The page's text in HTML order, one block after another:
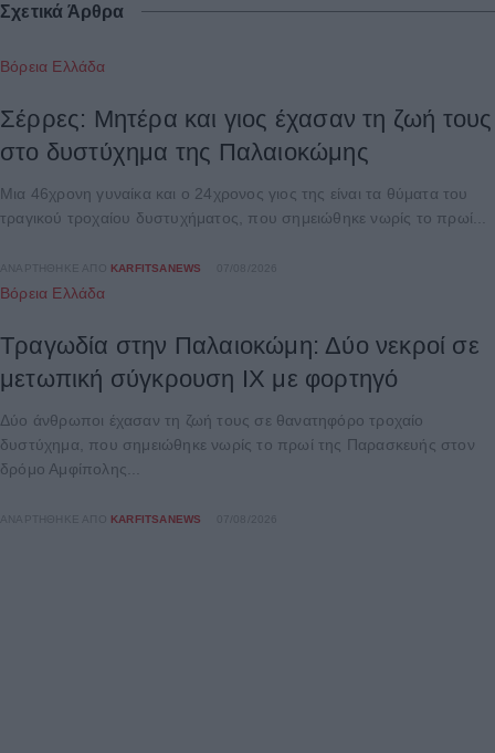
Σχετικά Άρθρα
Βόρεια Ελλάδα
Σέρρες: Μητέρα και γιος έχασαν τη ζωή τους
στο δυστύχημα της Παλαιοκώμης
Μια 46χρονη γυναίκα και ο 24χρονος γιος της είναι τα θύματα του
τραγικού τροχαίου δυστυχήματος, που σημειώθηκε νωρίς το πρωί...
ΑΝΑΡΤΉΘΗΚΕ ΑΠΌ KARFITSANEWS
Βόρεια Ελλάδα
Τραγωδία στην Παλαιοκώμη: Δύο νεκροί σε
μετωπική σύγκρουση ΙΧ με φορτηγό
Δύο άνθρωποι έχασαν τη ζωή τους σε θανατηφόρο τροχαίο
δυστύχημα, που σημειώθηκε νωρίς το πρωί της Παρασκευής στον
δρόμο Αμφίπολης...
KARFITSANEWS